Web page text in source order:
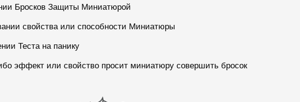
Бросков Защиты Миниатюрой
свойства или способности Миниатюры
Теста на панику
эффект или свойство просит миниатюру совершить бросок